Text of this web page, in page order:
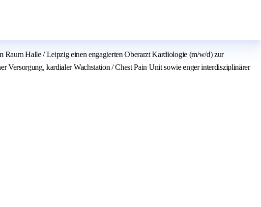
Raum Halle / Leipzig einen engagierten Oberarzt Kardiologie (m/w/d) zur
Versorgung, kardialer Wachstation / Chest Pain Unit sowie enger interdisziplinärer